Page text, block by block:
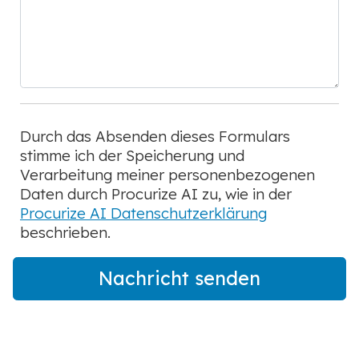
Durch das Absenden dieses Formulars
stimme ich der Speicherung und
Verarbeitung meiner personenbezogenen
Daten durch Procurize AI zu, wie in der
Procurize AI Datenschutzerklärung
beschrieben.
Nachricht senden